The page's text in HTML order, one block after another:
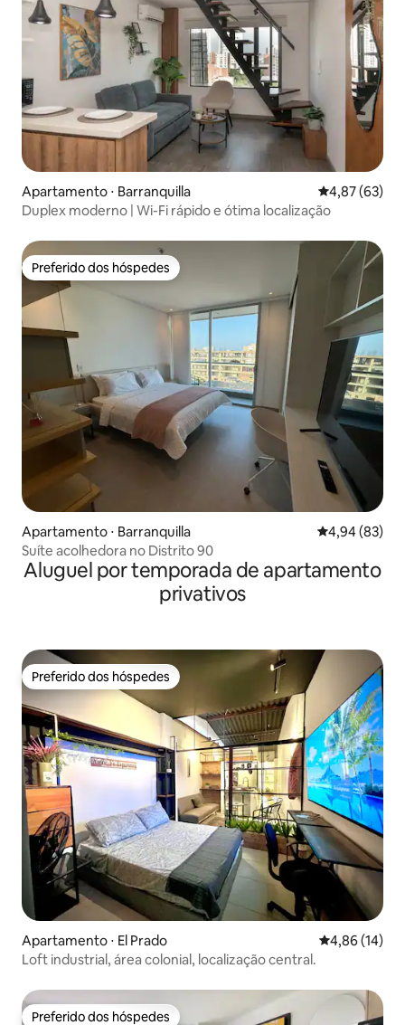
Apartamento ⋅ Barranquilla 4,87 de uma
4,87 (63)
Duplex moderno | Wi-Fi rápido e ótima localização
Preferido dos hóspedes
Preferido dos hóspedes
Apartamento ⋅ Barranquilla 4,94 de uma
4,94 (83)
Suíte acolhedora no Distrito 90
Aluguel por temporada de apartamento
privativos
Preferido dos hóspedes
Preferido dos hóspedes
Apartamento ⋅ El Prado 4,86 de uma
4,86 (14)
Loft industrial, área colonial, localização central.
Preferido dos hóspedes